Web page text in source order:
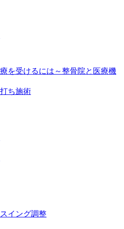
を受けるには～整骨院と医療機
ち施術
イング調整